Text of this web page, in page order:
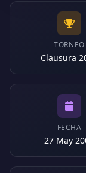
TORNEO
Clausura
FECHA
27 May